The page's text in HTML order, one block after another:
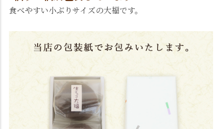
食べやすい小ぶりサイズの大福です。